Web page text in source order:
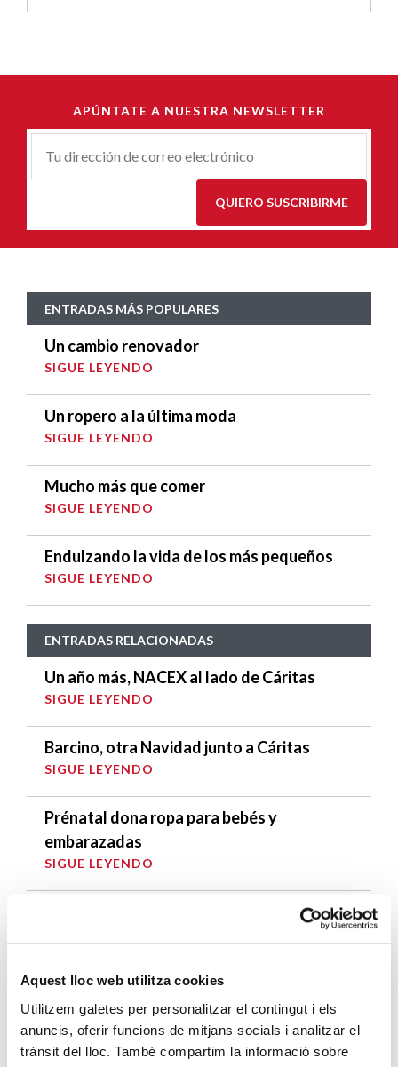
Aquest lloc web utilitza cookies
Utilitzem galetes per personalitzar el contingut i els
anuncis, oferir funcions de mitjans socials i analitzar el
trànsit del lloc. També compartim la informació sobre
APÚNTATE A NUESTRA NEWSLETTER
Correu-
QUIERO SUSCRIBIRME
ENTRADAS MÁS POPULARES
Un cambio renovador
SIGUE LEYENDO
Un ropero a la última moda
SIGUE LEYENDO
Mucho más que comer
SIGUE LEYENDO
Endulzando la vida de los más pequeños
SIGUE LEYENDO
ENTRADAS RELACIONADAS
Un año más, NACEX al lado de Cáritas
SIGUE LEYENDO
Barcino, otra Navidad junto a Cáritas
SIGUE LEYENDO
Prénatal dona ropa para bebés y
embarazadas
SIGUE LEYENDO
Torribera Complex Esportiu, un Club con
ÚLTIMAS ENTRADAS
Cáritas expresa su preocupación por la